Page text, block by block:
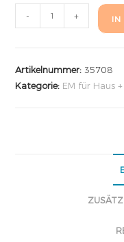
- + IN
Artikelnummer: 35708
Kategorie: EM für Haus